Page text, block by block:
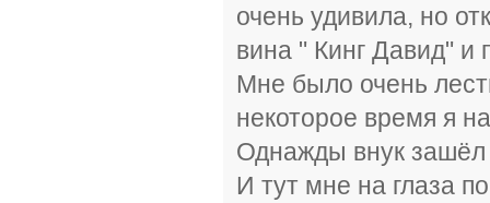
очень удивила, но
вина " Кинг Давид" и
Мне было очень
некоторое время я
Однажды внук
И тут мне на глаза